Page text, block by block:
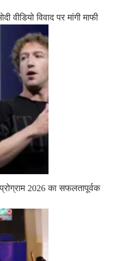
विवाद पर मांगी माफी
2026 का सफलतापूर्वक